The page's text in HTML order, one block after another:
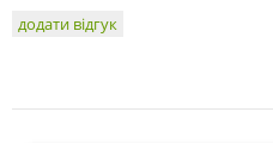
додати відгук